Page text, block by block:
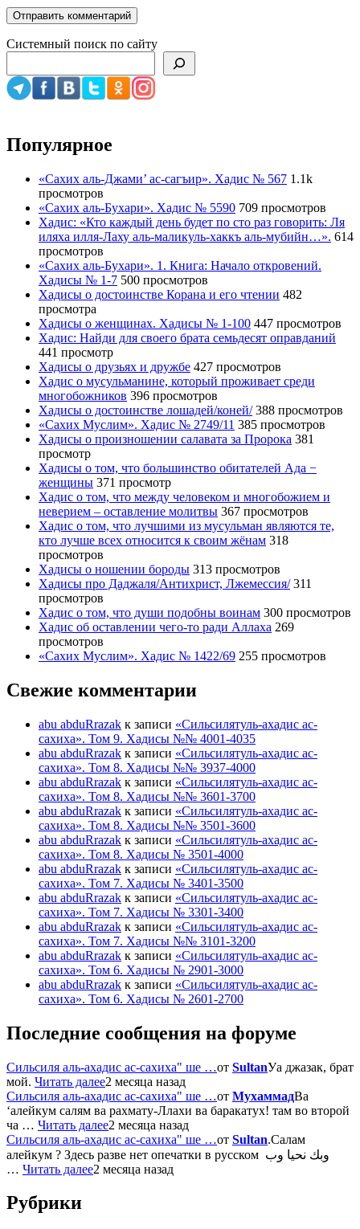
Системный поиск по сайту
Популярное
«Сахих аль-Джами’ ас-сагъир». Хадис № 567 1.1k
просмотров
«Сахих аль-Бухари». Хадис № 5590 709 просмотров
Хадис: «Кто каждый день будет по сто раз говорить: Ля
иляха илля-Лаху аль-маликуль-хаккъ аль-мубийн…». 614
просмотров
«Сахих аль-Бухари». 1. Книга: Начало откровений.
Хадисы № 1-7 500 просмотров
Хадисы о достоинстве Корана и его чтении 482
просмотра
Хадисы о женщинах. Хадисы № 1-100 447 просмотров
Хадис: Найди для своего брата семьдесят оправданий
441 просмотр
Хадисы о друзьях и дружбе 427 просмотров
Хадис о мусульманине, который проживает среди
многобожников 396 просмотров
Хадисы о достоинстве лошадей/коней/ 388 просмотров
«Сахих Муслим». Хадис № 2749/11 385 просмотров
Хадисы о произношении салавата за Пророка 381
просмотр
Хадисы о том, что большинство обитателей Ада −
женщины 371 просмотр
Хадис о том, что между человеком и многобожием и
неверием – оставление молитвы 367 просмотров
Хадис о том, что лучшими из мусульман являются те,
кто лучше всех относится к своим жёнам 318
просмотров
Хадисы о ношении бороды 313 просмотров
Хадисы про Даджаля/Антихрист, Лжемессия/ 311
просмотров
Хадис о том, что души подобны воинам 300 просмотров
Хадис об оставлении чего-то ради Аллаха 269
просмотров
«Сахих Муслим». Хадис № 1422/69 255 просмотров
Свежие комментарии
abu abduRrazak к записи «Сильсилятуль-ахадис ас-
сахиха». Том 9. Хадисы №№ 4001-4035
abu abduRrazak к записи «Сильсилятуль-ахадис ас-
сахиха». Том 8. Хадисы №№ 3937-4000
abu abduRrazak к записи «Сильсилятуль-ахадис ас-
сахиха». Том 8. Хадисы №№ 3601-3700
abu abduRrazak к записи «Сильсилятуль-ахадис ас-
сахиха». Том 8. Хадисы №№ 3501-3600
abu abduRrazak к записи «Сильсилятуль-ахадис ас-
сахиха». Том 8. Хадисы № 3501-4000
abu abduRrazak к записи «Сильсилятуль-ахадис ас-
сахиха». Том 7. Хадисы № 3401-3500
abu abduRrazak к записи «Сильсилятуль-ахадис ас-
сахиха». Том 7. Хадисы № 3301-3400
abu abduRrazak к записи «Сильсилятуль-ахадис ас-
сахиха». Том 7. Хадисы №№ 3101-3200
abu abduRrazak к записи «Сильсилятуль-ахадис ас-
сахиха». Том 6. Хадисы № 2901-3000
abu abduRrazak к записи «Сильсилятуль-ахадис ас-
сахиха». Том 6. Хадисы № 2601-2700
Последние сообщения на форуме
Сильсиля аль-ахадис ас-сахиха" ше …от SultanУа джазак, брат
мой. Читать далее2 месяца назад
Сильсиля аль-ахадис ас-сахиха" ше …от МухаммадВа
‘алейкум салям ва рахмату-Ллахи ва баракатух! там во второй
ча … Читать далее2 месяца назад
Сильсиля аль-ахадис ас-сахиха" ше …от Sultan.Салам
алейкум ? Здесь разве нет опечатки в русском وبك نحيا وب
… Читать далее2 месяца назад
Рубрики